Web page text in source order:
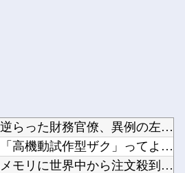
【悲報】高市早苗に逆らった財務官僚、異例の左遷ｗｗｗｗｗｗｗ...
アイナが乗っていた「高機動試作型ザク」ってよく考えると時系列...
【ニュース】日本製メモリに世界中から注文殺到！！！ １兆５０...